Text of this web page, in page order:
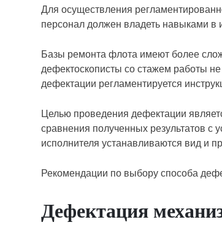
Для осуществления
персонал должен владеть навыками в
Базы ремонта флота имеют более
дефектоскописты со стажем работы
дефектации регламентируется
Целью проведения дефектации
сравнения полученных результатов с
исполнителя устанавливаются вид и
Рекомендации по выбору способа
Дефектация